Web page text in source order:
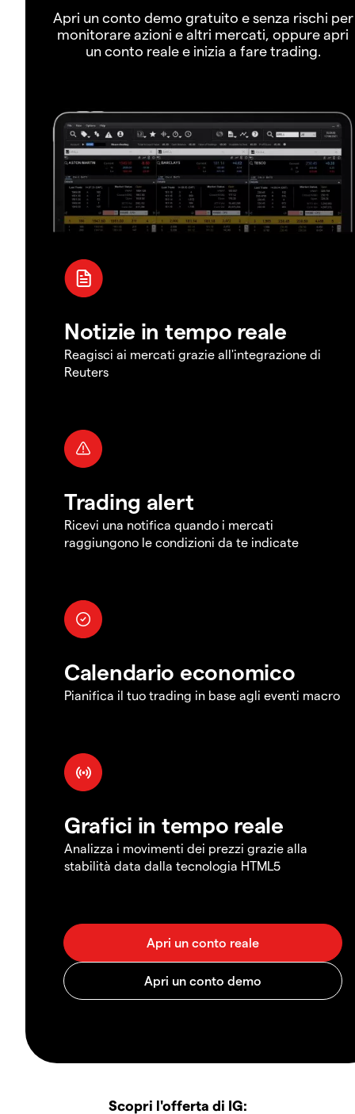
Apri un conto demo gratuito e senza rischi per
monitorare azioni e altri mercati, oppure apri
un conto reale e inizia a fare trading.
Notizie in tempo reale
Reagisci ai mercati grazie all'integrazione di
Reuters
Trading alert
Ricevi una notifica quando i mercati
raggiungono le condizioni da te indicate
Calendario economico
Pianifica il tuo trading in base agli eventi macro
Grafici in tempo reale
Analizza i movimenti dei prezzi grazie alla
stabilità data dalla tecnologia HTML5
Scopri l'offerta di IG: